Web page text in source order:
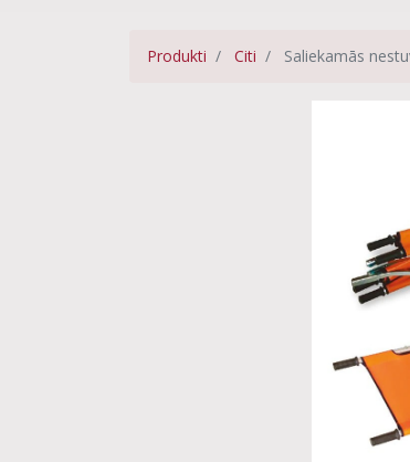
Produkti Citi Saliekamās